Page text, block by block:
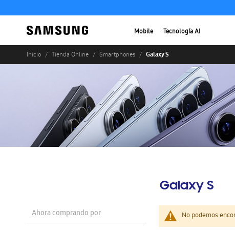
Mobile Tecnología AI
Inicio Tienda Online Smartphones Galaxy S
Galaxy S
No podemos
Ahora comprando por